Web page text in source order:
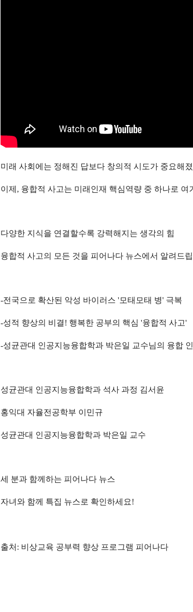
미래 사회에는 정해진 답보다 창의적 시도가 중요해
이제, 융합적 사고는 미래인재 핵심역량 중 하나로 여
다양한 지식을 연결할수록 강력해지는 생각의 힘
융합적 사고의 모든 것을 피어나다 뉴스에서 알려드
-전국으로 확산된 악성 바이러스 '모태모태 병' 극복
-성적 향상의 비결! 행복한 공부의 핵심 '융합적 사고'
-성균관대 인공지능융합학과 박은일 교수님의 융합
성균관대 인공지능융합학과 석사 과정 김서윤
홍익대 자율전공학부 이민규
성균관대 인공지능융합학과 박은일 교수
세 분과 함께하는 피어나다 뉴스
자녀와 함께 특집 뉴스로 확인하세요!
출처: 비상교육 공부력 향상 프로그램 피어나다